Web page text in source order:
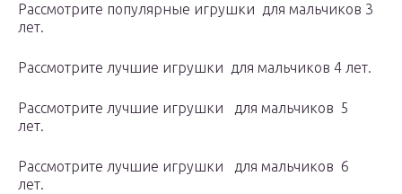
Рассмотрите популярные игрушки для мальчиков 3
лет.
Рассмотрите лучшие игрушки для мальчиков 4 лет.
Рассмотрите лучшие игрушки для мальчиков 5
лет.
Рассмотрите лучшие игрушки для мальчиков 6
лет.